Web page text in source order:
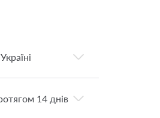
14 днів